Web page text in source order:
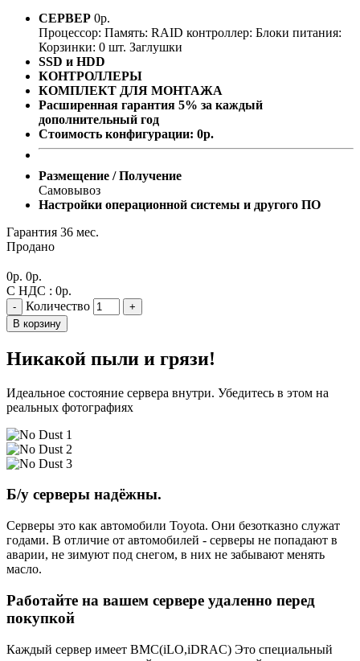
СЕРВЕР 0р.
Процессор: Память: RAID контроллер: Блоки питания:
Корзинки: 0 шт. Заглушки
SSD и HDD
КОНТРОЛЛЕРЫ
КОМПЛЕКТ ДЛЯ МОНТАЖА
Расширенная гарантия 5% за каждый
дополнительный год
Стоимость конфигурации: 0р.
Размещение / Получение
Самовывоз
Настройки операционной системы и другого ПО
Гарантия 36 мес.
Продано
0р. 0р.
С НДС : 0р.
- Количество
+
В корзину
Никакой пыли и грязи!
Идеальное состояние сервера внутри. Убедитесь в этом на
реальных фотографиях
Б/у серверы надёжны.
Серверы это как автомобили Toyota. Они безотказно служат
годами. В отличие от автомобилей - серверы не попадают в
аварии, не зимуют под снегом, в них не забывают менять
масло.
Работайте на вашем сервере удаленно перед
покупкой
Каждый сервер имеет BMC(iLO,iDRAC) Это специальный